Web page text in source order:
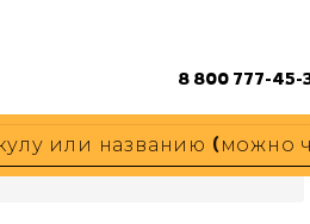
8 800 777-45-